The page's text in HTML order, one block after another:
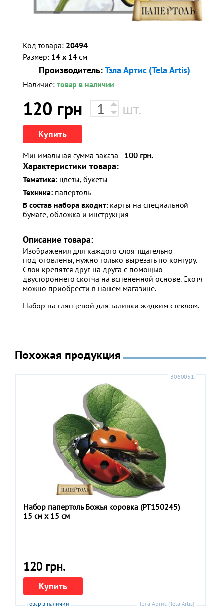
Код товара: 20494
Размер: 14 x 14 см
Производитель:Тэла Артис (Tela Artis)
Наличие: товар в наличии
120 грн шт.
Купить
Минимальная сумма заказа - 100 грн.
Характеристики товара:
Тематика: цветы, букеты
Техника: папертоль
В состав набора входит: карты на специальной
бумаге, обложка и инструкция
Описание товара:
Изображения для каждого слоя тщательно
подготовлены, нужно только вырезать по контуру.
Слои крепятся друг на друга с помощью
двустороннего скотча на вспененной основе. Скотч
можно приобрести в нашем магазине.
Набор на глянцевой для заливки жидким стеклом.
Похожая продукция
3060051
Набор папертоль Божья коровка (РТ150245)
15 см x 15 см
120 грн.
Купить
товар в наличии Тэла Артис (Tela Artis)